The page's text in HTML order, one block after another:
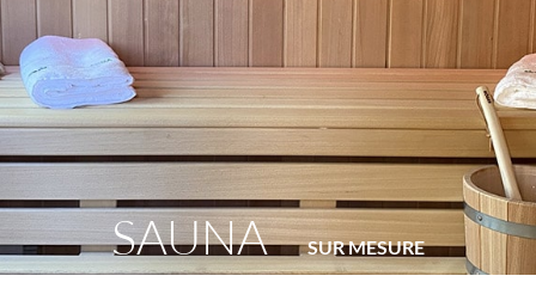
SAUNA SUR MESURE